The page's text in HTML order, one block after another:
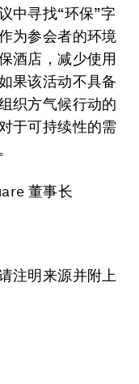
中寻找“环保”字
为参会者的环境
酒店，减少使用
果该活动不具备
织方气候行动的
于可持续性的需
董事长
注明来源并附上